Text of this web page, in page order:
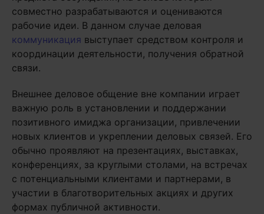
совместно разрабатываются и оцениваются
рабочие идеи. В данном случае деловая
коммуникация выступает средством контроля и
координации деятельности, получения обратной
связи.
Внешнее деловое общение вне компании играет
важную роль в установлении и поддержании
позитивного имиджа организации, привлечении
новых клиентов и укреплении деловых связей. Его
обычно проявляют на презентациях, выставках,
конференциях, за круглыми столами, на встречах
с потенциальными клиентами и партнерами, в
участии в благотворительных акциях и других
формах публичной активности.